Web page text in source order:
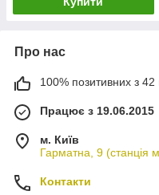
Про нас
100% позитивних з 42
Працює з 19.06.2015
м. Київ
Гарматна, 9 (станція
Контакти